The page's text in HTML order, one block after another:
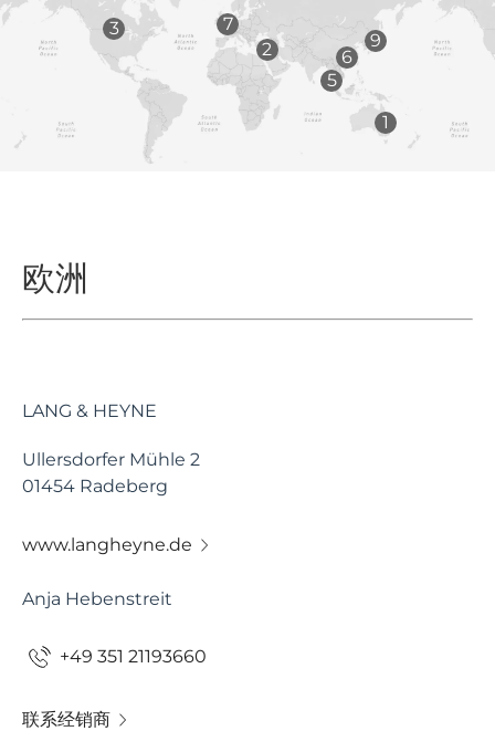
7
9
6
5
2
3
1
欧洲
LANG & HEYNE
Ullersdorfer Mühle 2
01454 Radeberg
www.langheyne.de
Anja Hebenstreit
+49 351 21193660
联系经销商